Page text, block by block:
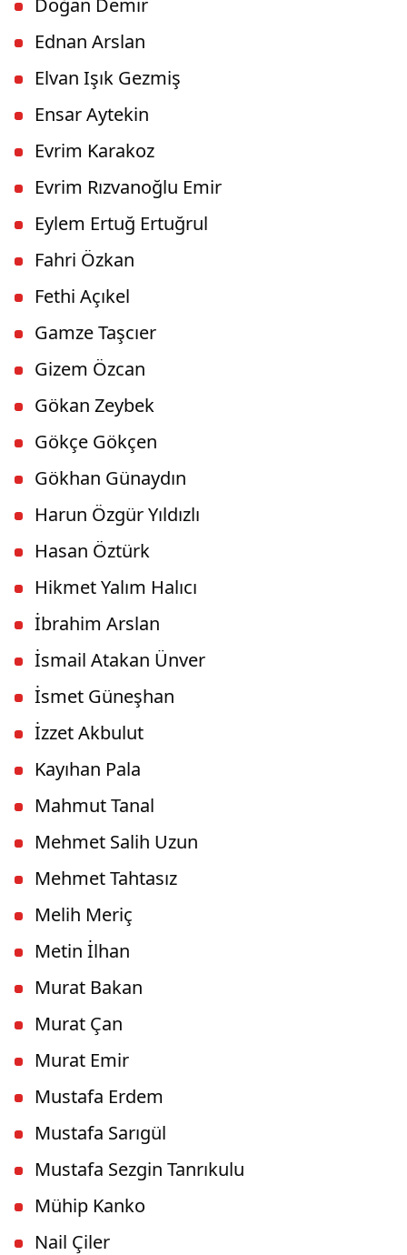
Ednan Arslan
Elvan Işık Gezmiş
Ensar Aytekin
Evrim Karakoz
Evrim Rızvanoğlu Emir
Eylem Ertuğ Ertuğrul
Fahri Özkan
Fethi Açıkel
Gamze Taşcıer
Gizem Özcan
Gökan Zeybek
Gökçe Gökçen
Gökhan Günaydın
Harun Özgür Yıldızlı
Hasan Öztürk
Hikmet Yalım Halıcı
İbrahim Arslan
İsmail Atakan Ünver
İsmet Güneşhan
İzzet Akbulut
Kayıhan Pala
Mahmut Tanal
Mehmet Salih Uzun
Mehmet Tahtasız
Melih Meriç
Metin İlhan
Murat Bakan
Murat Çan
Murat Emir
Mustafa Erdem
Mustafa Sarıgül
Mustafa Sezgin Tanrıkulu
Mühip Kanko
Nail Çiler